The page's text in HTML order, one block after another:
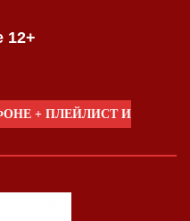
12+
+ ПЛЕЙЛИСТ И